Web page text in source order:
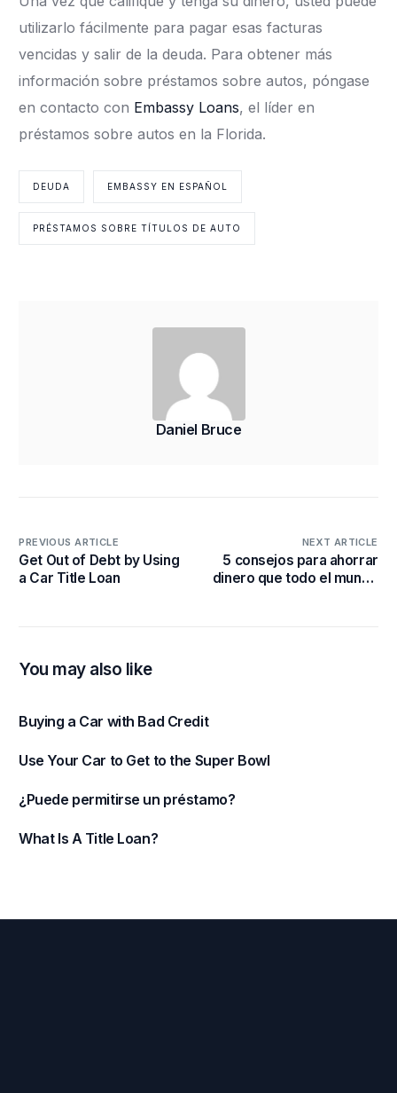
utilizarlo fácilmente para pagar esas facturas
vencidas y salir de la deuda. Para obtener más
información sobre préstamos sobre autos, póngase
en contacto con Embassy Loans, el líder en
préstamos sobre autos en la Florida.
DEUDA EMBASSY EN ESPAÑOL
PRÉSTAMOS SOBRE TÍTULOS DE AUTO
Daniel Bruce
PREVIOUS ARTICLE
Get Out of Debt by Using
a Car Title Loan
NEXT ARTICLE
5 consejos para ahorrar
dinero que todo el mundo
You may also like
Buying a Car with Bad Credit
Use Your Car to Get to the Super Bowl
¿Puede permitirse un préstamo?
What Is A Title Loan?